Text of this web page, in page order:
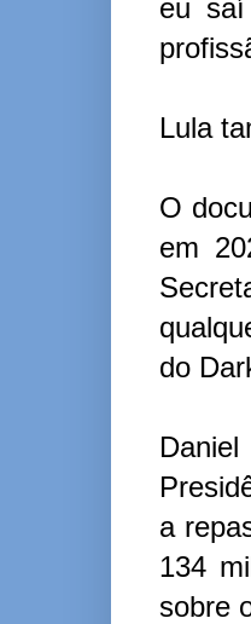
eu
Lula
O
em
do
a
134
sobre